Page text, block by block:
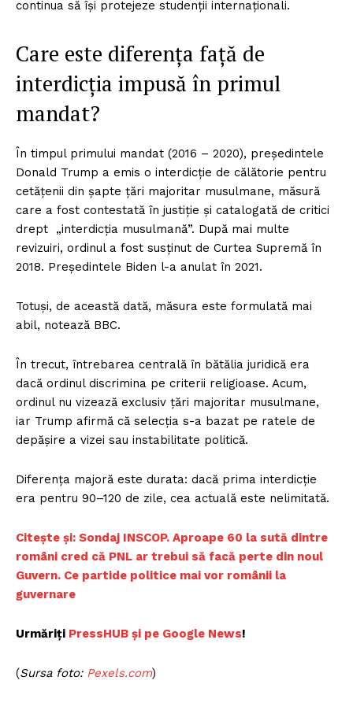
continua să își protejeze studenții internaționali.
Care este diferența față de
interdicția impusă în primul
mandat?
În timpul primului mandat (2016 – 2020), președintele
Donald Trump a emis o interdicție de călătorie pentru
cetățenii din șapte țări majoritar musulmane, măsură
care a fost contestată în justiție și catalogată de critici
drept „interdicția musulmană”. După mai multe
revizuiri, ordinul a fost susținut de Curtea Supremă în
2018. Președintele Biden l-a anulat în 2021.
Totuși, de această dată, măsura este formulată mai
abil, notează BBC.
În trecut, întrebarea centrală în bătălia juridică era
dacă ordinul discrimina pe criterii religioase. Acum,
ordinul nu vizează exclusiv țări majoritar musulmane,
iar Trump afirmă că selecția s-a bazat pe ratele de
depășire a vizei sau instabilitate politică.
Diferența majoră este durata: dacă prima interdicție
era pentru 90–120 de zile, cea actuală este nelimitată.
Citește și: Sondaj INSCOP. Aproape 60 la sută dintre
români cred că PNL ar trebui să facă perte din noul
Guvern. Ce partide politice mai vor românii la
guvernare
Urmăriți PressHUB și pe Google News!
(Sursa foto: Pexels.com)